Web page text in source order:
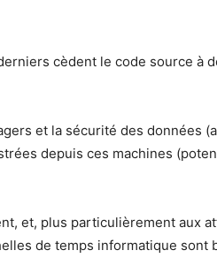
cèdent le code source à
et la sécurité des données
depuis ces machines
et, plus particulièrement aux
de temps informatique sont